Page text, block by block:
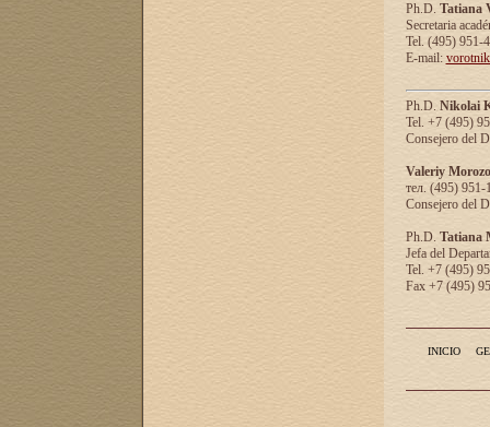
Ph.D. Tatiana
Secretaria
Tel. (495) 951-
E-mail:
Ph.D. Nikolai
Tel. +7 (495)
Consejero del
Valeriy
тел. (495) 951-
Consejero del
Ph.D. Tatiana
Jefa del
Tel. +7 (495)
Fax +7 (495)
INICIO